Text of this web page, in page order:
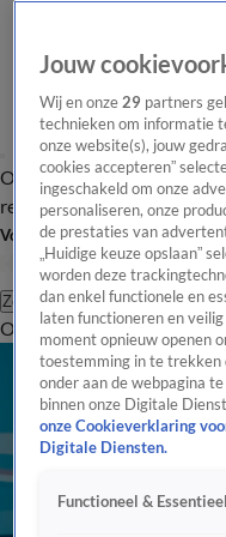
Overzicht Laatste nieuws
redactie
Volg Hart van Nederland
Zoeken
OverzichtRegio
Jouw
Wij en onze29 partners
technieken om informatie
onze website(s), jouw
cookies accepteren”
ingeschakeld om onze
personaliseren, onze
de prestaties van
„Huidige keuze opslaan”
worden deze
dan enkel functionele en
laten functioneren en
moment opnieuw openen
toestemming in te trekken
onder aan de webpagina
binnen onze Digitale
onze Cookieverklaring
Digitale Diensten.
Functioneel & Essentieel